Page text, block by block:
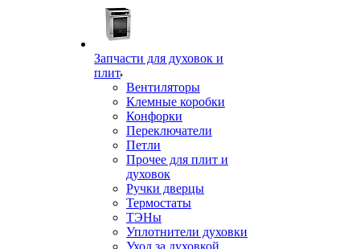
Запчасти для духовок и
плит
Вентиляторы
Клемные коробки
Конфорки
Переключатели
Петли
Прочее для плит и
духовок
Ручки дверцы
Термостаты
ТЭНы
Уплотнители духовки
Уход за духовкой